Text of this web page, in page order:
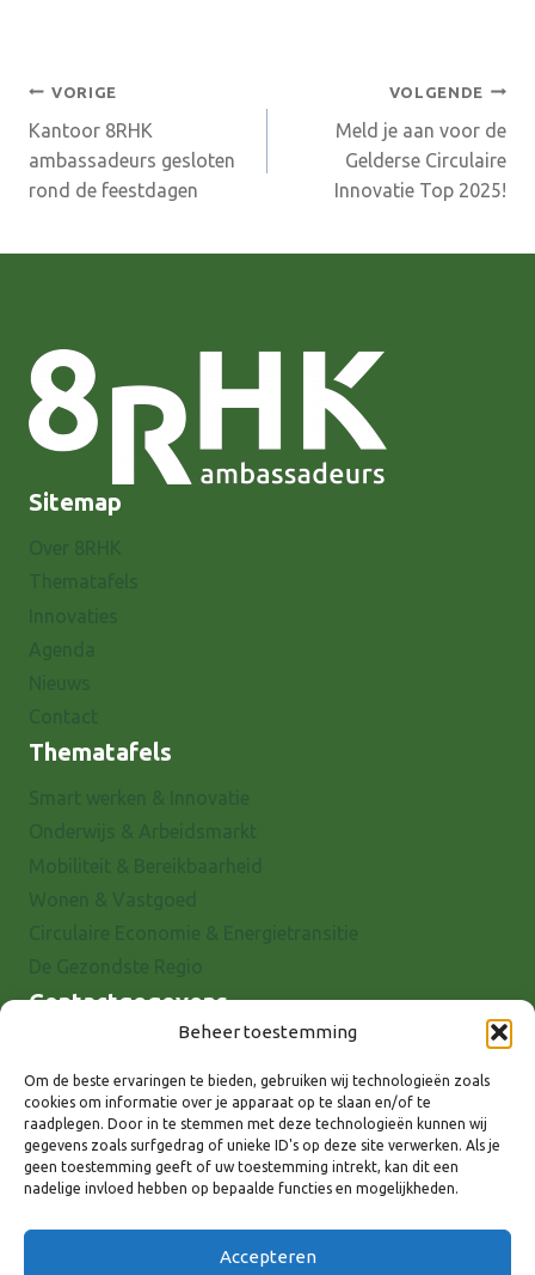
Beheer toestemming
Om de beste ervaringen te bieden, gebruiken wij technologieën zoals
cookies om informatie over je apparaat op te slaan en/of te
raadplegen. Door in te stemmen met deze technologieën kunnen wij
gegevens zoals surfgedrag of unieke ID's op deze site verwerken. Als je
geen toestemming geeft of uw toestemming intrekt, kan dit een
nadelige invloed hebben op bepaalde functies en mogelijkheden.
Accepteren
Bericht
navigatie
VORIGE
Kantoor 8RHK
ambassadeurs gesloten
rond de feestdagen
VOLGENDE
Meld je aan voor de
Gelderse Circulaire
Innovatie Top 2025!
Sitemap
Thematafels
Contactgegevens
7001 EX Doetinchem
E-mail: info@8rhk.nl
Telefoonnummers
Privacyverklaring